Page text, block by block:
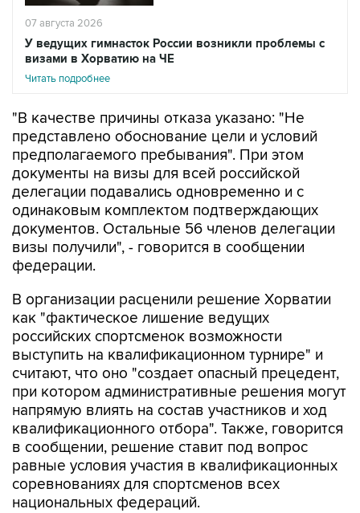
07 августа 2026
У ведущих гимнасток России возникли проблемы с
визами в Хорватию на ЧЕ
Читать подробнее
"В качестве причины отказа указано: "Не
представлено обоснование цели и условий
предполагаемого пребывания". При этом
документы на визы для всей российской
делегации подавались одновременно и с
одинаковым комплектом подтверждающих
документов. Остальные 56 членов делегации
визы получили", - говорится в сообщении
федерации.
В организации расценили решение Хорватии
как "фактическое лишение ведущих
российских спортсменок возможности
выступить на квалификационном турнире" и
считают, что оно "создает опасный прецедент,
при котором административные решения могут
напрямую влиять на состав участников и ход
квалификационного отбора". Также, говорится
в сообщении, решение ставит под вопрос
равные условия участия в квалификационных
соревнованиях для спортсменов всех
национальных федераций.